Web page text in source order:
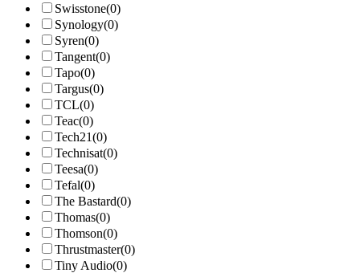
Swisstone(0)
Synology(0)
Syren(0)
Tangent(0)
Tapo(0)
Targus(0)
TCL(0)
Teac(0)
Tech21(0)
Technisat(0)
Teesa(0)
Tefal(0)
The Bastard(0)
Thomas(0)
Thomson(0)
Thrustmaster(0)
Tiny Audio(0)